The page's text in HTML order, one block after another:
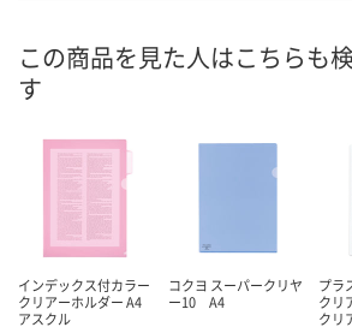
8月11日（火）
この商品を見た人はこちらも
す
インデックス付カラー
クリアーホルダー A4
アスクル
コクヨ スーパークリヤ
ー10 A4
プラ
ク
クリ